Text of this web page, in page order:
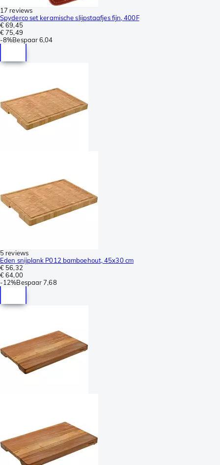
17 reviews
Spyderco set keramische slijpstaafjes fijn, 400F
€ 69,45
€ 75,49
-8%Bespaar6,04
5 reviews
Eden snijplank P012 bamboehout, 45x30 cm
€ 56,32
€ 64,00
-12%Bespaar 7,68